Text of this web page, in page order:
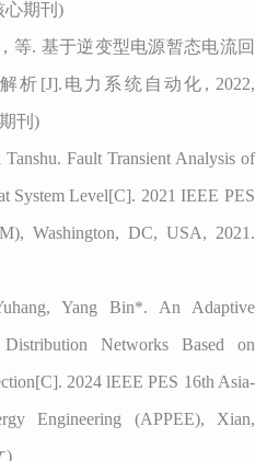
心期刊)
等. 基于逆变型电源暂态电流回
析[J].电力系统自动化, 2022,
刊)
Fault Transient Analysis of
System Level[C]. 2021 IEEE PES
Washington, DC, USA, 2021.
Yang Bin*. An Adaptive
Networks Based on
2024 lEEE PES 16th Asia-
Engineering (APPEE), Xian,
)